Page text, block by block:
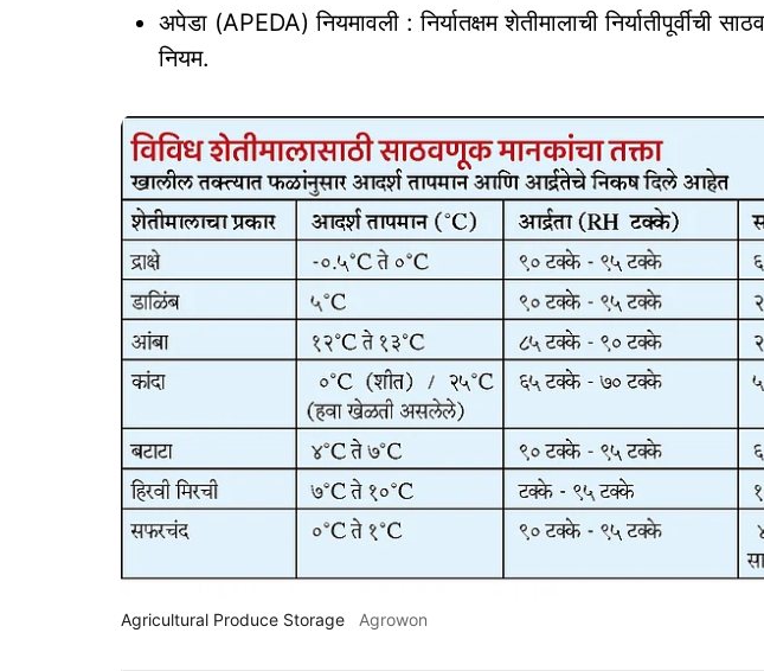
अपेडा (APEDA) नियमावली : निर्यातक्षम शेतीमालाची निर्यातीपूर्वीची
नियम.
Agricultural Produce Storage Agrowon